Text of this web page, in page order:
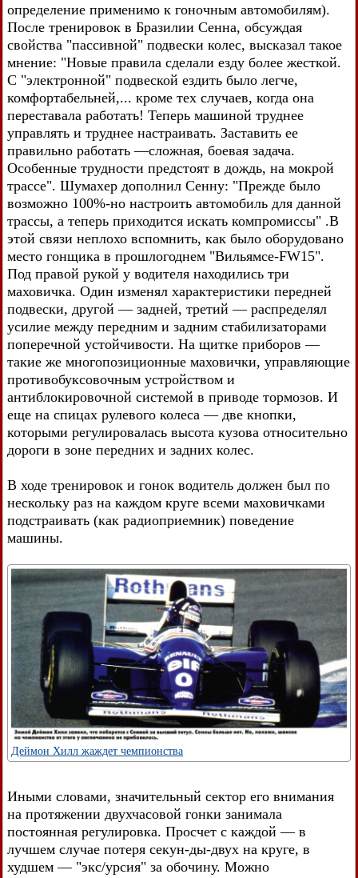
определение применимо к гоночным автомобилям).
После тренировок в Бразилии Сенна, обсуждая
свойства "пассивной" подвески колес, высказал такое
мнение: "Новые правила сделали езду более жесткой.
С "электронной" подвеской ездить было легче,
комфортабельней,... кроме тех случаев, когда она
переставала работать! Теперь машиной труднее
управлять и труднее настраивать. Заставить ее
правильно работать —сложная, боевая задача.
Особенные трудности предстоят в дождь, на мокрой
трассе". Шумахер дополнил Сенну: "Прежде было
возможно 100%-но настроить автомобиль для данной
трассы, а теперь приходится искать компромиссы" .В
этой связи неплохо вспомнить, как было оборудовано
место гонщика в прошлогоднем "Вильямсе-FW15".
Под правой рукой у водителя находились три
маховичка. Один изменял характеристики передней
подвески, другой — задней, третий — распределял
усилие между передним и задним стабилизаторами
поперечной устойчивости. На щитке приборов —
такие же многопозиционные маховички, управляющие
противобуксовочным устройством и
антиблокировочной системой в приводе тормозов. И
еще на спицах рулевого колеса — две кнопки,
которыми регулировалась высота кузова относительно
дороги в зоне передних и задних колес.
В ходе тренировок и гонок водитель должен был по
нескольку раз на каждом круге всеми маховичками
подстраивать (как радиоприемник) поведение
машины.
Деймон Хилл жаждет чемпионства
Иными словами, значительный сектор его внимания
на протяжении двухчасовой гонки занимала
постоянная регулировка. Просчет с каждой — в
лучшем случае потеря секун-ды-двух на круге, в
худшем — "экс/урсия" за обочину. Можно